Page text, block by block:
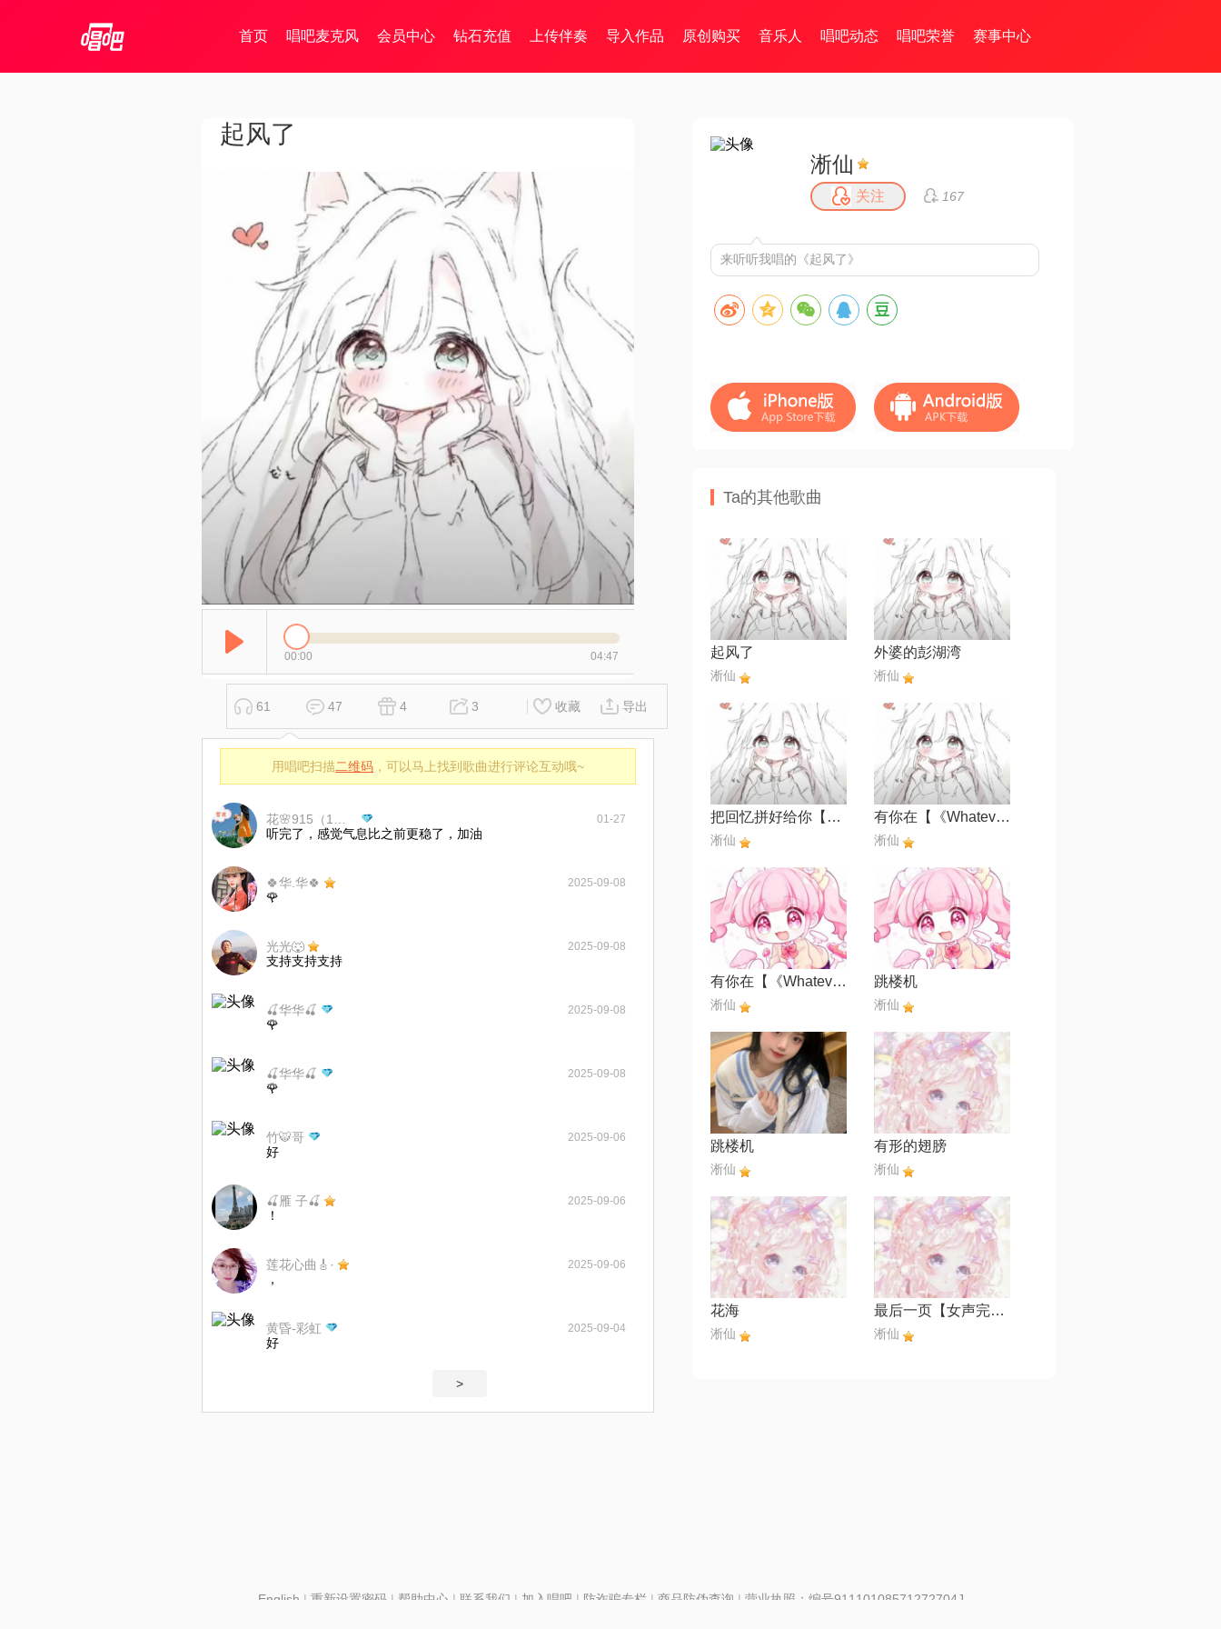
首页 唱吧麦克风 会员中心 钻石充值 上传伴奏 导入作品 原创购买 音乐人 唱吧动态 唱吧荣誉 赛事中心
起风了
00:00 04:47
61 47 4 3 收藏 导出
用唱吧扫描二维码 ，可以马上找到歌曲进行评论互动哦~
01-27
听完了，感觉气息比之前更稳了，加油
🍀华.华🍀 2025-09-08
🌹
光光🐺 2025-09-08
支持支持支持
🍒华华🍒 2025-09-08
🌹
🍒华华🍒 2025-09-08
🌹
竹🐯哥 2025-09-06
好
🍒雁 子🍒 2025-09-06
！
莲花心曲🎸· 2025-09-06
，
黄昏-彩虹 2025-09-04
好
>
淅仙
关注 167
来听听我唱的《起风了》
Ta的其他歌曲
起风了
淅仙
外婆的彭湖湾
淅仙
把回忆拼好给你【1.2x氛围版】
淅仙
有你在【《Whatever》官方中文版】
淅仙
有你在【《Whatever》官方中文版】
淅仙
跳楼机
淅仙
跳楼机
淅仙
有形的翅膀
淅仙
花海
淅仙
最后一页【女声完整版】
淅仙
English | 重新设置密码| 帮助中心 | 联系我们 | 加入唱吧 | 防诈骗专栏 | 商品防伪查询 | 营业执照：编号91110108571272704J